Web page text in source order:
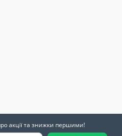
акції та знижки першими!